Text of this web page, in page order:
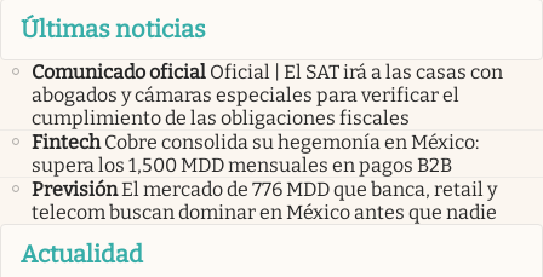
Últimas noticias
Comunicado oficial Oficial | El SAT irá a las casas con
abogados y cámaras especiales para verificar el
cumplimiento de las obligaciones fiscales
Fintech Cobre consolida su hegemonía en México:
supera los 1,500 MDD mensuales en pagos B2B
PrevisiónEl mercado de 776 MDD que banca, retail y
telecom buscan dominar en México antes que nadie
Actualidad